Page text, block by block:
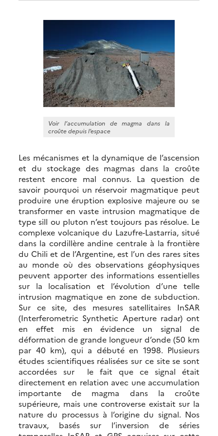
Voir l’accumulation de magma dans la
croûte depuis l’espace
Les mécanismes et la dynamique de l’ascension
et du stockage des magmas dans la croûte
restent encore mal connus. La question de
savoir pourquoi un réservoir magmatique peut
produire une éruption explosive majeure ou se
transformer en vaste intrusion magmatique de
type sill ou pluton n’est toujours pas résolue. Le
complexe volcanique du Lazufre-Lastarria, situé
dans la cordillère andine centrale à la frontière
du Chili et de l’Argentine, est l’un des rares sites
au monde où des observations géophysiques
peuvent apporter des informations essentielles
sur la localisation et l’évolution d’une telle
intrusion magmatique en zone de subduction.
Sur ce site, des mesures satellitaires InSAR
(Interferometric Synthetic Aperture radar) ont
en effet mis en évidence un signal de
déformation de grande longueur d’onde (50 km
par 40 km), qui a débuté en 1998. Plusieurs
études scientifiques réalisées sur ce site se sont
accordées sur le fait que ce signal était
directement en relation avec une accumulation
importante de magma dans la croûte
supérieure, mais une controverse existait sur la
nature du processus à l’origine du signal. Nos
travaux, basés sur l’inversion de séries